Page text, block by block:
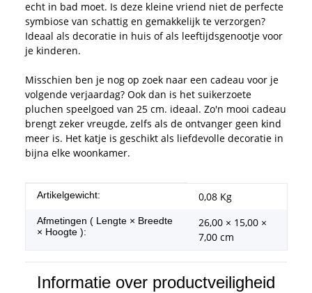
echt in bad moet. Is deze kleine vriend niet de perfecte
symbiose van schattig en gemakkelijk te verzorgen?
Ideaal als decoratie in huis of als leeftijdsgenootje voor
je kinderen.
Misschien ben je nog op zoek naar een cadeau voor je
volgende verjaardag? Ook dan is het suikerzoete
pluchen speelgoed van 25 cm. ideaal. Zo'n mooi cadeau
brengt zeker vreugde, zelfs als de ontvanger geen kind
meer is. Het katje is geschikt als liefdevolle decoratie in
bijna elke woonkamer.
#productDetails.itemInformation#
#productDetails.itemValue#
Artikelgewicht: 0,08 Kg
Afmetingen ( Lengte × Breedte
× Hoogte ):
26,00 × 15,00 ×
7,00 cm
Informatie over productveiligheid